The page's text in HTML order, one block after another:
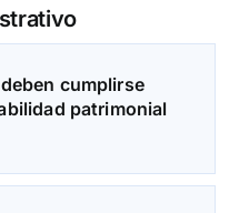
cumplirse
patrimonial